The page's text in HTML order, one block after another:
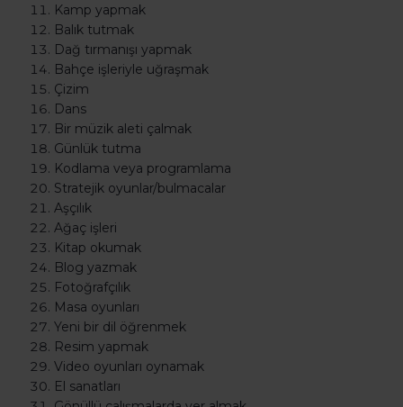
Kamp yapmak
Balık tutmak
Dağ tırmanışı yapmak
Bahçe işleriyle uğraşmak
Çizim
Dans
Bir müzik aleti çalmak
Günlük tutma
Kodlama veya programlama
Stratejik oyunlar/bulmacalar
Aşçılık
Ağaç işleri
Kitap okumak
Blog yazmak
Fotoğrafçılık
Masa oyunları
Yeni bir dil öğrenmek
Resim yapmak
Video oyunları oynamak
El sanatları